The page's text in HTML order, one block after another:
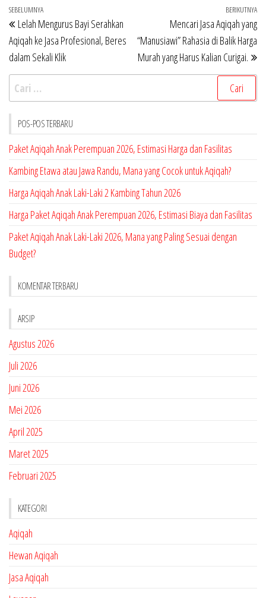
Navigasi
pos
Pos
Sebelumnya
SEBELUMNYA
Lelah Mengurus Bayi Serahkan
Aqiqah ke Jasa Profesional, Beres
dalam Sekali Klik
BERIKUTNYA
Mencari Jasa Aqiqah yang
“Manusiawi” Rahasia di Balik Harga
Murah yang Harus Kalian Curigai.
Cari
untuk:
POS-POS TERBARU
Paket Aqiqah Anak Perempuan 2026, Estimasi Harga dan Fasilitas
Kambing Etawa atau Jawa Randu, Mana yang Cocok untuk Aqiqah?
Harga Aqiqah Anak Laki-Laki 2 Kambing Tahun 2026
Harga Paket Aqiqah Anak Perempuan 2026, Estimasi Biaya dan Fasilitas
Paket Aqiqah Anak Laki-Laki 2026, Mana yang Paling Sesuai dengan
Budget?
KOMENTAR TERBARU
ARSIP
Agustus 2026
Juli 2026
Juni 2026
Mei 2026
April 2025
Maret 2025
Februari 2025
KATEGORI
Aqiqah
Hewan Aqiqah
Jasa Aqiqah